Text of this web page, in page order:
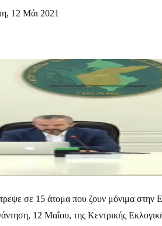
12 Μάι 2021
σε 15 άτομα που ζουν μόνιμα στην
12 Μαΐου, της Κεντρικής